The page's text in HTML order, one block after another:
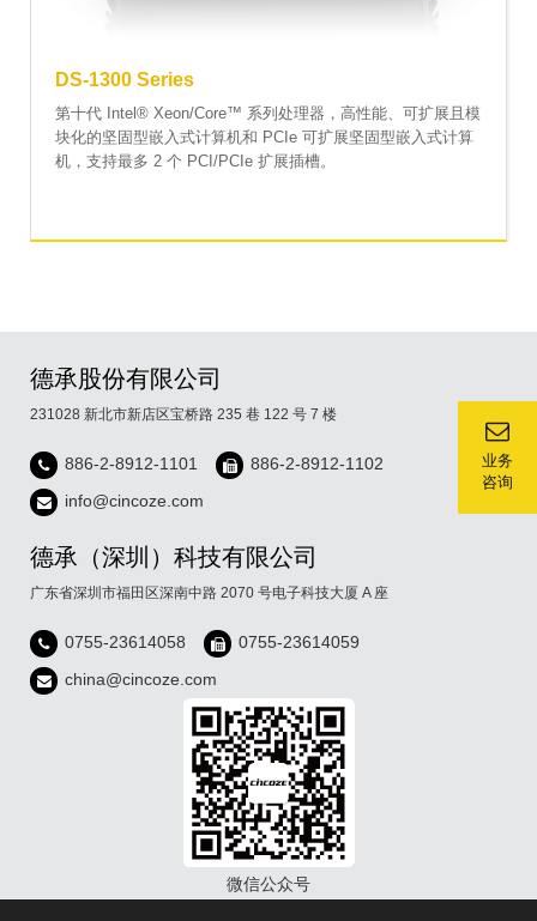
业务
咨询
DS-1300 Series
第十代 Intel® Xeon/Core™ 系列处理器，高性能、可扩展且模
块化的坚固型嵌入式计算机和 PCIe 可扩展坚固型嵌入式计算
机，支持最多 2 个 PCI/PCIe 扩展插槽。
德承股份有限公司
231028 新北市新店区宝桥路 235 巷 122 号 7 楼
886-2-8912-1101
886-2-8912-1102
info@cincoze.com
德承（深圳）科技有限公司
广东省深圳市福田区深南中路 2070 号电子科技大厦 A 座
0755-23614058
0755-23614059
china@cincoze.com
微信公众号